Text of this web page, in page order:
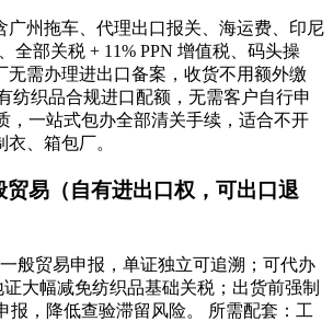
广州拖车、代理出口报关、海运费、印尼
全部关税 + 11% PPN 增值税、码头操
无需办理进出口备案，收货不用额外缴
纺织品合规进口配额，无需客户自行申
，一站式包办全部清关手续，适合不开
、箱包厂。
贸易（自有进出口权，可出口退
般贸易申报，单证独立可追溯；可代办
证大幅减免纺织品基础关税；出货前强制
报，降低查验滞留风险。 所需配套：工